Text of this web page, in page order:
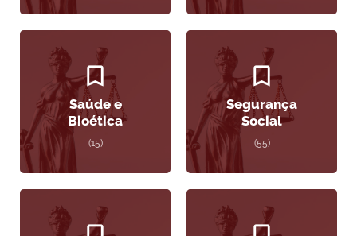
Saúde e
Bioética
(15)
Segurança
Social
(55)